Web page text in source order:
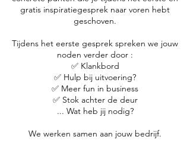
gratis inspiratiegesprek naar voren hebt
geschoven.
Tijdens het eerste gesprek spreken we jouw
noden verder door :
✅ Klankbord
✅ Hulp bij uitvoering?
✅ Meer fun in business
✅ Stok achter de deur
... Wat heb jij nodig?
We werken samen aan jouw bedrijf.